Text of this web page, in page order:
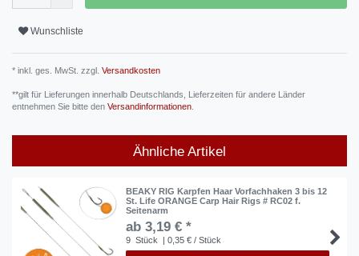
Wunschliste
* inkl. ges. MwSt. zzgl. Versandkosten
**gilt für Lieferungen innerhalb Deutschlands, Lieferzeiten für andere Länder
entnehmen Sie bitte den Versandinformationen
Ähnliche Artikel
BEAKY RIG Karpfen Haar Vorfachhaken 3 bis 12
St. Life ORANGE Carp Hair Rigs # RC02 f.
Seitenarm
ab 3,19 € *
9 Stück | 0,35 € / Stück